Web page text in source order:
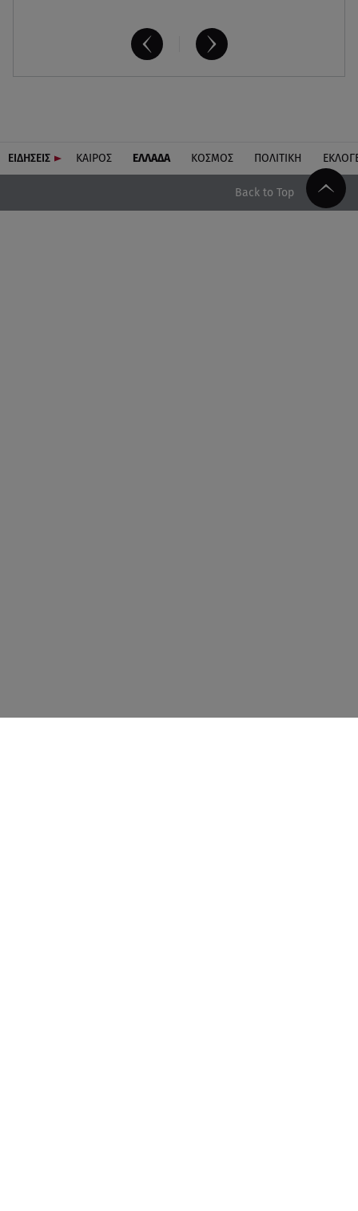
ΕΙΔΗΣΕΙΣ ΚΑΙΡΟΣ ΕΛΛΑΔΑ ΚΟΣΜΟΣ ΠΟΛΙΤΙΚΗ
Back to Top